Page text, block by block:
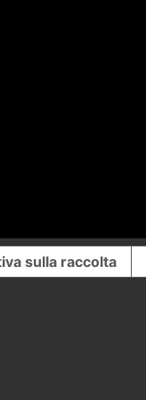
sulla raccolta